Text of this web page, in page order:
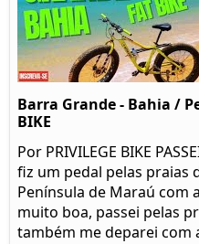
Barra Grande - Bahia /
BIKE
Por PRIVILEGE BIKE
fiz um pedal pelas praias
Península de Maraú com
muito boa, passei pelas
também me deparei com